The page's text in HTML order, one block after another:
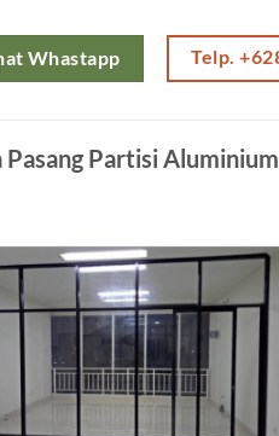
Whastapp Telp.
Pasang Partisi